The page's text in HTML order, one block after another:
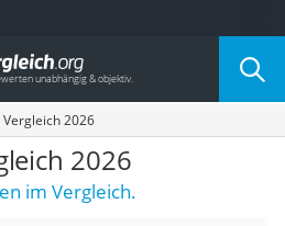
Kategorie
Vergleich 2026
2026
im Vergleich.